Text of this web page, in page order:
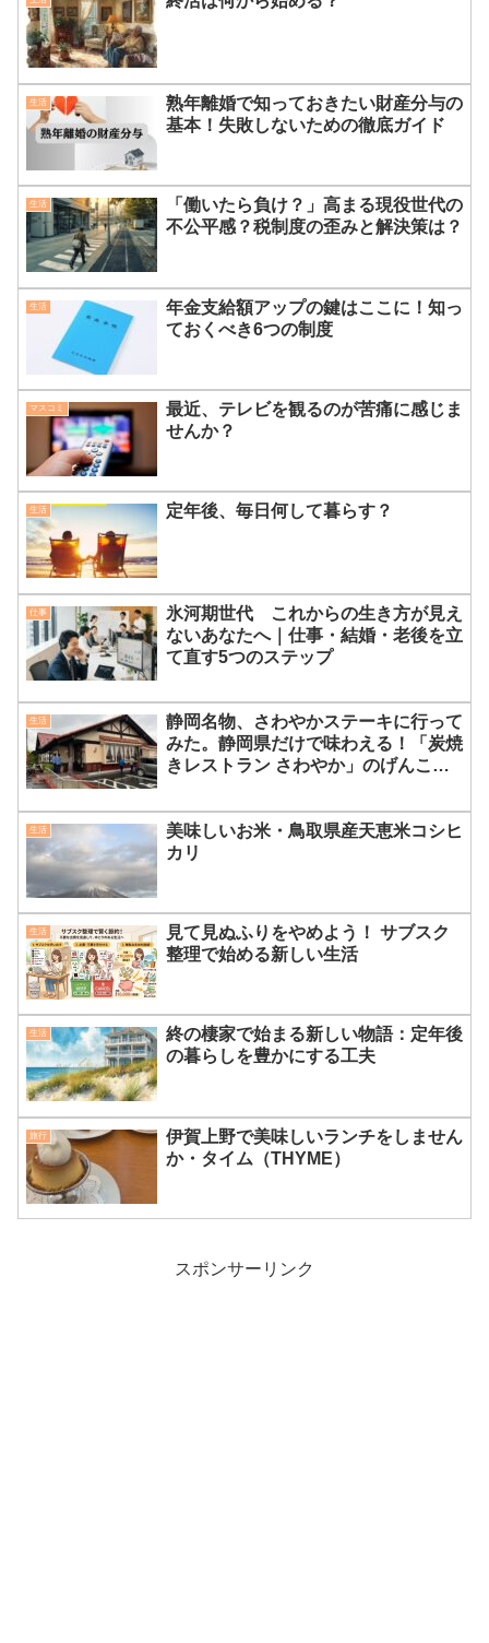
生活
熟年離婚で知っておきたい財産分与の
基本！失敗しないための徹底ガイド
生活
「働いたら負け？」高まる現役世代の
不公平感？税制度の歪みと解決策は？
生活
年金支給額アップの鍵はここに！知っ
ておくべき6つの制度
マスコミ
最近、テレビを観るのが苦痛に感じま
せんか？
生活 定年後、毎日何して暮らす？
仕事
氷河期世代 これからの生き方が見え
ないあなたへ｜仕事・結婚・老後を立
て直す5つのステップ
生活
静岡名物、さわやかステーキに行って
みた。静岡県だけで味わえる！「炭焼
きレストラン さわやか」のげんこつ
生活
美味しいお米・鳥取県産天恵米コシヒ
カリ
生活
見て見ぬふりをやめよう！ サブスク
整理で始める新しい生活
生活
終の棲家で始まる新しい物語：定年後
の暮らしを豊かにする工夫
旅行
伊賀上野で美味しいランチをしません
か・タイム（THYME）
スポンサーリンク